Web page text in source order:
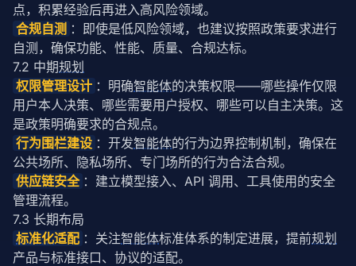
点，积累经验后再进入高风险领域。
合规自测 ：即使是低风险领域，也建议按照政策要求进行
自测，确保功能、性能、质量、合规达标。
7.2 中期规划
权限管理设计 ：明确智能体的决策权限——哪些操作仅限
用户本人决策、哪些需要用户授权、哪些可以自主决策。这
是政策明确要求的合规点。
行为围栏建设 ：开发智能体的行为边界控制机制，确保在
公共场所、隐私场所、专门场所的行为合法合规。
供应链安全 ：建立模型接入、API 调用、工具使用的安全
管理流程。
7.3 长期布局
标准化适配 ：关注智能体标准体系的制定进展，提前规划
产品与标准接口、协议的适配。